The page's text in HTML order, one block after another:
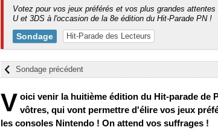
Votez pour vos jeux préférés et vos plus grandes
U et 3DS à l'occasion de la 8e édition du Hit-Parade PN !
Sondage Hit-Parade des Lecteurs
Sondage précédent
V oici venir la huitième édition du Hit-parade de
vôtres, qui vont permettre d'élire vos jeux
les consoles Nintendo ! On attend vos suffrages !